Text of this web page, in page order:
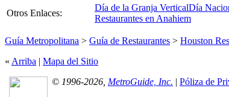
Otros Enlaces:
Día de la Granja VerticalDía
Restaurantes en Anahiem
Guía Metropolitana > Guía de Restaurantes > Houston
« Arriba | Mapa del Sitio
© 1996-2026, MetroGuide, Inc. | Póliza de